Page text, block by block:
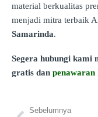
material berkualitas
menjadi mitra terbaik
Samarinda.
Segera hubungi kami
gratis dan penawaran
Sebelumnya